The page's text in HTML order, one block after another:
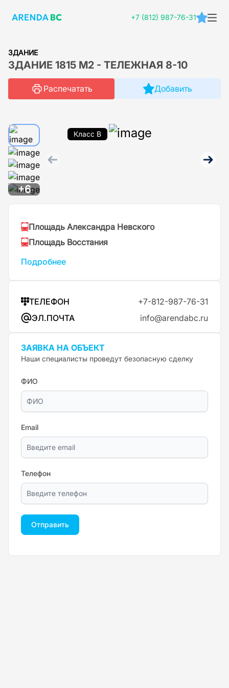
+7 (812) 987-76-31
ЗДАНИЕ
ЗДАНИЕ 1815 М2 - ТЕЛЕЖНАЯ 8-10
Распечатать Добавить
Класс B
+6
Площадь Александра Невского
Площадь Восстания
Подробнее
ТЕЛЕФОН
+7-812-987-76-31
ЭЛ.ПОЧТА
info@arendabc.ru
ЗАЯВКА НА ОБЪЕКТ
Наши специалисты проведут безопасную сделку
ФИО
Email
Телефон
Отправить